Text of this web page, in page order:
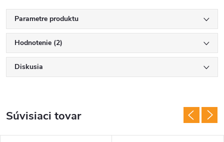
Parametre produktu
Hodnotenie (2)
Diskusia
Súvisiaci tovar